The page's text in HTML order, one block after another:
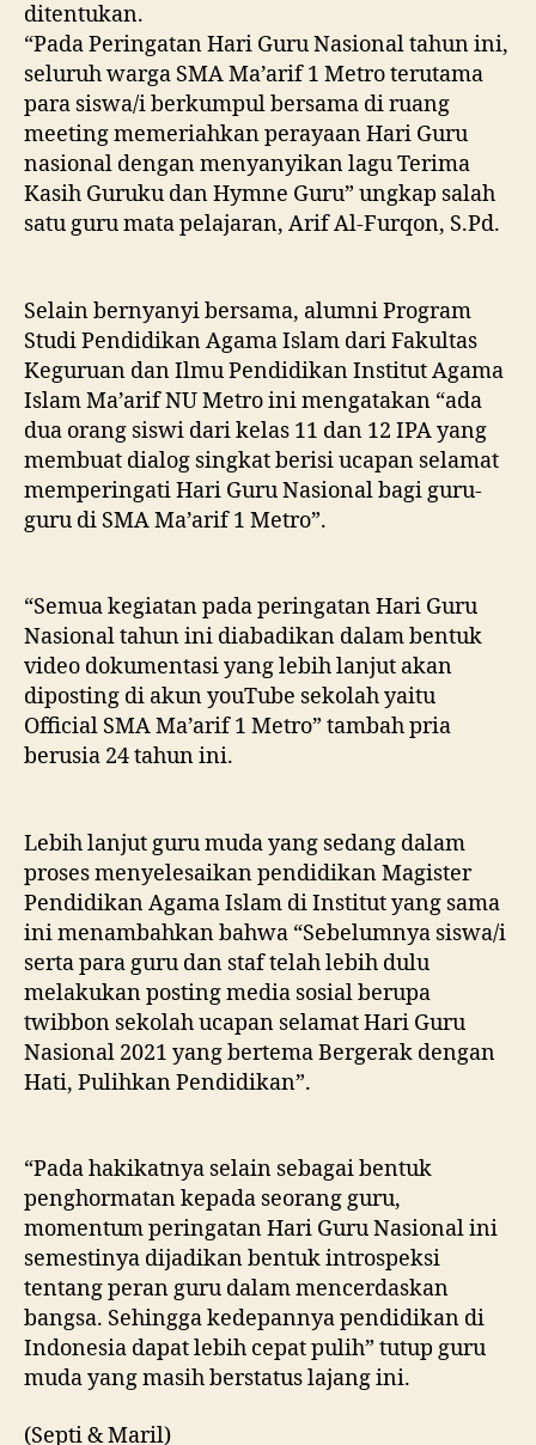
ditentukan.
“Pada Peringatan Hari Guru Nasional tahun ini,
seluruh warga SMA Ma’arif 1 Metro terutama
para siswa/i berkumpul bersama di ruang
meeting memeriahkan perayaan Hari Guru
nasional dengan menyanyikan lagu Terima
Kasih Guruku dan Hymne Guru” ungkap salah
satu guru mata pelajaran, Arif Al-Furqon, S.Pd.
Selain bernyanyi bersama, alumni Program
Studi Pendidikan Agama Islam dari Fakultas
Keguruan dan Ilmu Pendidikan Institut Agama
Islam Ma’arif NU Metro ini mengatakan “ada
dua orang siswi dari kelas 11 dan 12 IPA yang
membuat dialog singkat berisi ucapan selamat
memperingati Hari Guru Nasional bagi guru-
guru di SMA Ma’arif 1 Metro”.
“Semua kegiatan pada peringatan Hari Guru
Nasional tahun ini diabadikan dalam bentuk
video dokumentasi yang lebih lanjut akan
diposting di akun youTube sekolah yaitu
Official SMA Ma’arif 1 Metro” tambah pria
berusia 24 tahun ini.
Lebih lanjut guru muda yang sedang dalam
proses menyelesaikan pendidikan Magister
Pendidikan Agama Islam di Institut yang sama
ini menambahkan bahwa “Sebelumnya siswa/i
serta para guru dan staf telah lebih dulu
melakukan posting media sosial berupa
twibbon sekolah ucapan selamat Hari Guru
Nasional 2021 yang bertema Bergerak dengan
Hati, Pulihkan Pendidikan”.
“Pada hakikatnya selain sebagai bentuk
penghormatan kepada seorang guru,
momentum peringatan Hari Guru Nasional ini
semestinya dijadikan bentuk introspeksi
tentang peran guru dalam mencerdaskan
bangsa. Sehingga kedepannya pendidikan di
Indonesia dapat lebih cepat pulih” tutup guru
muda yang masih berstatus lajang ini.
(Septi & Maril)